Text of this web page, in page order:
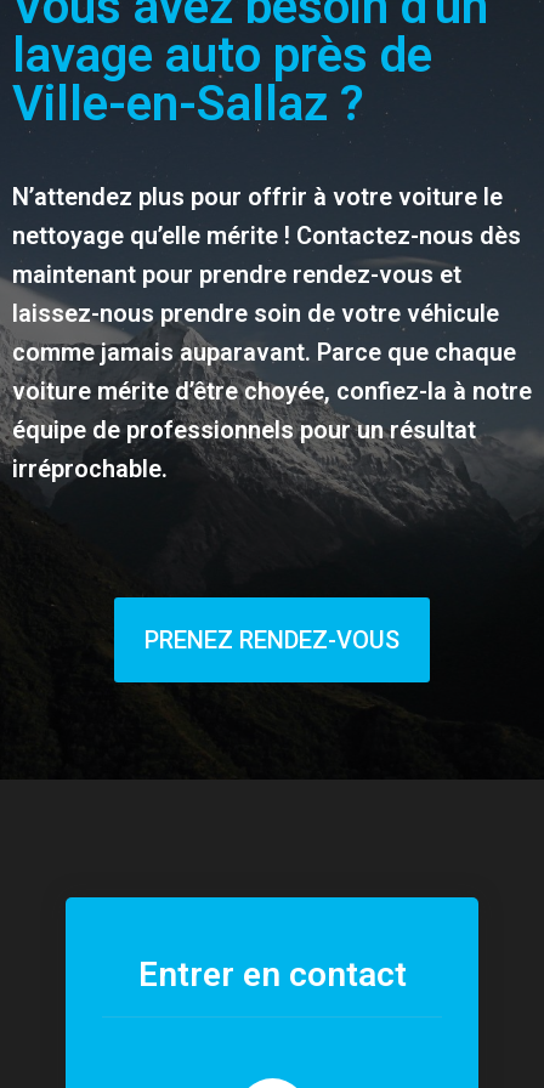
lavage auto près de
Ville-en-Sallaz ?
N’attendez plus pour offrir à votre voiture le
nettoyage qu’elle mérite ! Contactez-nous dès
maintenant pour prendre rendez-vous et
laissez-nous prendre soin de votre véhicule
comme jamais auparavant. Parce que chaque
voiture mérite d’être choyée, confiez-la à notre
équipe de professionnels pour un résultat
irréprochable.
PRENEZ RENDEZ-VOUS
Entrer en contact